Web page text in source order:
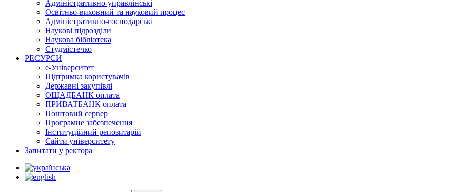
Адміністративно-управлінські
Освітньо-виховний та науковий процес
Адміністративно-господарські
Наукові підрозділи
Наукова бібліотека
Студмістечко
РЕСУРСИ
е-Університет
Підтримка користувачів
Державні закупівлі
ОЩАДБАНК оплата
ПРИВАТБАНК оплата
Поштовий сервер
Програмне забезпечення
Інституційний репозитарій
Сайти університету
Запитати у ректора